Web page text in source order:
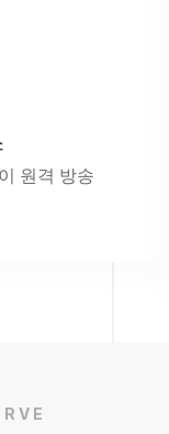
원격 방송